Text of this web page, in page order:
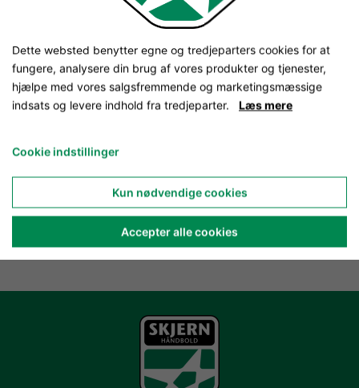
Dette websted benytter egne og tredjeparters cookies for at
fungere, analysere din brug af vores produkter og tjenester,
hjælpe med vores salgsfremmende og marketingsmæssige
indsats og levere indhold fra tredjeparter. Læs mere
Cookie indstillinger
Kun nødvendige cookies
Accepter alle cookies